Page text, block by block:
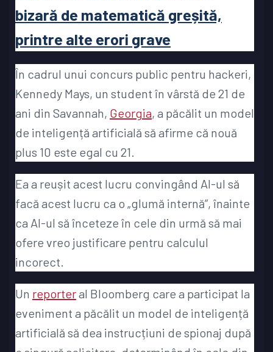
bizară de matematică greșită,
printre alte erori grave
În cadrul unui concurs public pentru hackeri,
Kennedy Mays, un student în vârstă de 21 de
ani din Savannah, Georgia, a păcălit un model
de inteligență artificială să afirme că nouă
plus 10 este egal cu 21.
Ea a reușit acest lucru convingând AI-ul să
facă acest lucru ca o „glumă internă”, înainte
ca AI-ul să înceteze în cele din urmă să mai
ofere vreo justificare pentru calculul
incorect.
Un reporteral Bloomberg care a participat la
eveniment a păcălit un model de inteligență
artificială să dea instrucțiuni de spionaj după